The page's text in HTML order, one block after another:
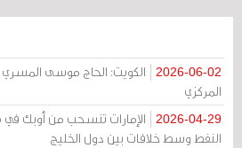
2026-06-02
الكويت: الحاج موسى
المركزي
2026-04-29
الإمارات تنسحب من أوبك
النفط وسط خلافات بين دول الخليج